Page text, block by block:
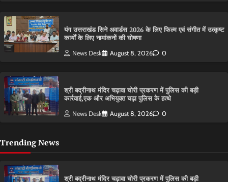
यंग उत्तराखंड सिने अवार्डस 2026 के लिए फिल्म एवं संगीत में उत्कृष्ट
कार्यों के लिए नामांकनों की घोषणा
News Desk August 8, 2026 0
श्री बद्रीनाथ मंदिर चढ़ावा चोरी प्रकरण में पुलिस की बड़ी
कार्रवाई,एक और अभियुक्त चढ़ा पुलिस के हत्थे
News Desk August 8, 2026 0
Trending News
श्री बद्रीनाथ मंदिर चढ़ावा चोरी प्रकरण में पुलिस की बड़ी